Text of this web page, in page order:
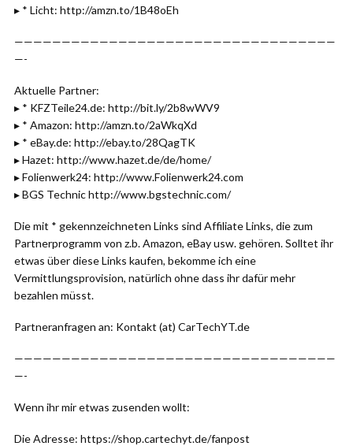
▸ * Licht: http://amzn.to/1B48oEh
——————————————————————————————————
—-
Aktuelle Partner:
▸ * KFZTeile24.de: http://bit.ly/2b8wWV9
▸ * Amazon: http://amzn.to/2aWkqXd
▸ * eBay.de: http://ebay.to/28QagTK
▸ Hazet: http://www.hazet.de/de/home/
▸ Folienwerk24: http://www.Folienwerk24.com
▸ BGS Technic http://www.bgstechnic.com/
Die mit * gekennzeichneten Links sind Affiliate Links, die zum
Partnerprogramm von z.b. Amazon, eBay usw. gehören. Solltet ihr
etwas über diese Links kaufen, bekomme ich eine
Vermittlungsprovision, natürlich ohne dass ihr dafür mehr
bezahlen müsst.
Partneranfragen an: Kontakt (at) CarTechYT.de
——————————————————————————————————
—-
Wenn ihr mir etwas zusenden wollt:
Die Adresse: https://shop.cartechyt.de/fanpost